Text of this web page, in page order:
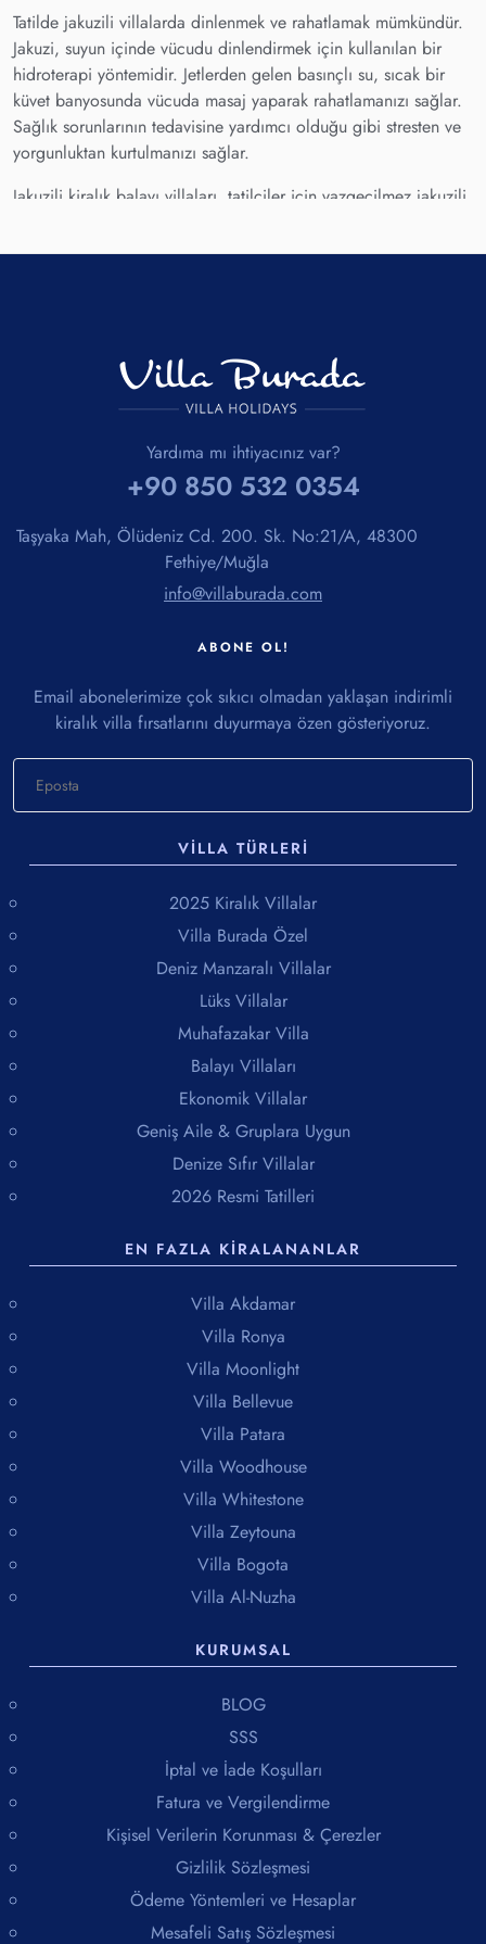
Tatilde jakuzili villalarda dinlenmek ve rahatlamak mümkündür.
Jakuzi, suyun içinde vücudu dinlendirmek için kullanılan bir
hidroterapi yöntemidir. Jetlerden gelen basınçlı su, sıcak bir
küvet banyosunda vücuda masaj yaparak rahatlamanızı sağlar.
Sağlık sorunlarının tedavisine yardımcı olduğu gibi stresten ve
yorgunluktan kurtulmanızı sağlar.
Jakuzili kiralık balayı villaları, tatilciler için vazgeçilmez jakuzili
sunduğu farklı imkanlarla en iyi tatil imkanını sunan Villa
Yardıma mı ihtiyacınız var?
+90 850 532 0354
Taşyaka Mah, Ölüdeniz Cd. 200. Sk. No:21/A, 48300
Fethiye/Muğla
info@villaburada.com
ABONE OL!
Email abonelerimize çok sıkıcı olmadan yaklaşan indirimli
kiralık villa fırsatlarını duyurmaya özen gösteriyoruz.
VILLA TÜRLERI
2025 Kiralık Villalar
Villa Burada Özel
Deniz Manzaralı Villalar
Lüks Villalar
Muhafazakar Villa
Balayı Villaları
Ekonomik Villalar
Geniş Aile & Gruplara Uygun
Denize Sıfır Villalar
2026 Resmi Tatilleri
EN FAZLA KIRALANANLAR
Villa Akdamar
Villa Ronya
Villa Moonlight
Villa Bellevue
Villa Patara
Villa Woodhouse
Villa Whitestone
Villa Zeytouna
Villa Bogota
Villa Al-Nuzha
KURUMSAL
BLOG
SSS
İptal ve İade Koşulları
Fatura ve Vergilendirme
Kişisel Verilerin Korunması & Çerezler
Gizlilik Sözleşmesi
Ödeme Yöntemleri ve Hesaplar
Mesafeli Satış Sözleşmesi